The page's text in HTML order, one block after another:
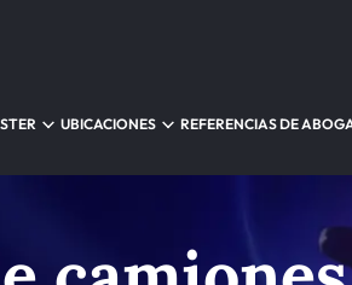
UBICACIONES REFERENCIAS DE